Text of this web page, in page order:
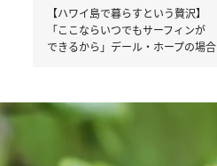
【ハワイ島で暮らすという贅沢】
「ここならいつでもサーフィンが
できるから」デール・ホープの場合